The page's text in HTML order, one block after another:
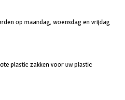
op maandag, woensdag en vrijdag
plastic zakken voor uw plastic